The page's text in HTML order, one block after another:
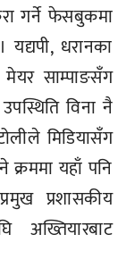
गर्ने फेसबुकमा
धरानका
साम्पाङसँग
विना नै
मिडियासँग
क्रममा यहाँ पनि
प्रशासकीय
अख्तियारबाट